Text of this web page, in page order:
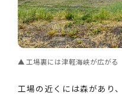
工場裏には津軽海峡が広がる
工場の近くには森があり